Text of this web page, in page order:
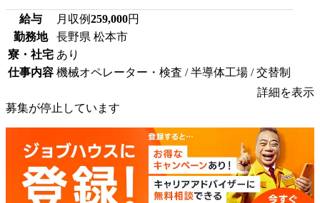
給与 月収例259,000円
勤務地
長野県 松本市
寮・社宅 あり
仕事内容 機械オペレーター・検査 / 半導体工場 / 交替制
詳細を表示
募集が停止しています